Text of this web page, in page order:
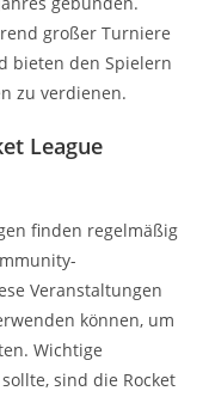
großer Turniere
bieten den Spielern
zu verdienen.
League
finden regelmäßig
Veranstaltungen
können, um
Wichtige
sind die Rocket